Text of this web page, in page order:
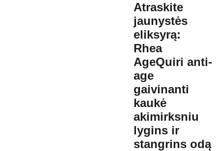
Atraskite
jaunystės
eliksyrą:
Rhea
AgeQuiri anti-
age
gaivinanti
kaukė
akimirksniu
lygins ir
stangrins odą